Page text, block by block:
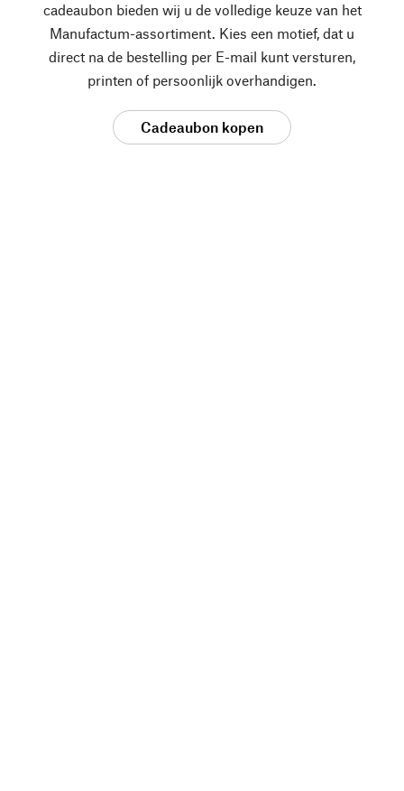
cadeaubon bieden wij u de volledige keuze van het
Manufactum-assortiment. Kies een motief, dat u
direct na de bestelling per E-mail kunt versturen,
printen of persoonlijk overhandigen.
Cadeaubon kopen